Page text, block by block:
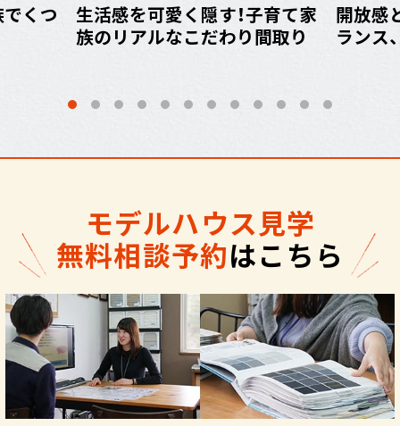
くつ
生活感を可愛く隠す！子育て家
族のリアルなこだわり間取り
開放感
ランス
モデルハウス見学
無料相談予約はこちら